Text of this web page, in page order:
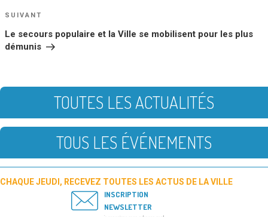
Article
SUIVANT
Le secours populaire et la Ville se mobilisent pour les plus
démunis
TOUTES LES ACTUALITÉS
TOUS LES ÉVÉNEMENTS
CHAQUE JEUDI, RECEVEZ TOUTES LES ACTUS DE LA VILLE
INSCRIPTION
NEWSLETTER